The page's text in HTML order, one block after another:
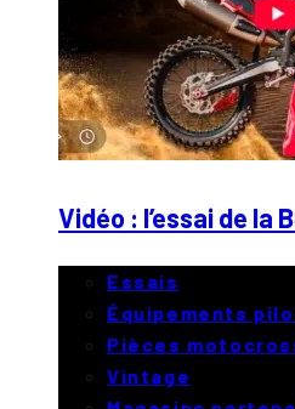
Vidéo : l’essai de la
Essais
Équipements
Pièces
Vintage